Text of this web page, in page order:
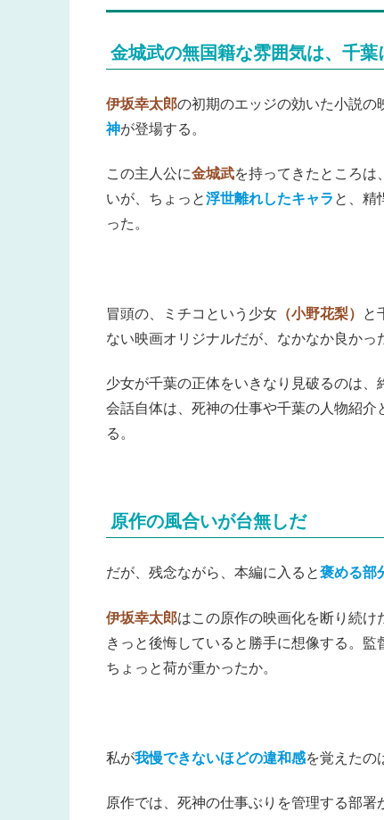
金城武の無国籍な雰囲気は、千葉
伊坂幸太郎の初期のエッジの効いた小説の
神が登場する。
この主人公に金城武を持ってきたところは
いが、ちょっと浮世離れしたキャラ と、精
った。
冒頭の、ミチコという少女 （小野花梨）
と
ない映画オリジナルだが、なかなか良かっ
少女が千葉の正体をいきなり見破るのは
会話自体は、死神の仕事や千葉の人物紹
る。
原作の風合いが台無しだ
だが、残念ながら、本編に入ると褒める部
伊坂幸太郎はこの原作の映画化を断り続け
きっと後悔していると勝手に想像する。監
ちょっと荷が重かったか。
私が我慢できないほどの違和感を覚えたの
原作では、死神の仕事ぶりを管理する部署